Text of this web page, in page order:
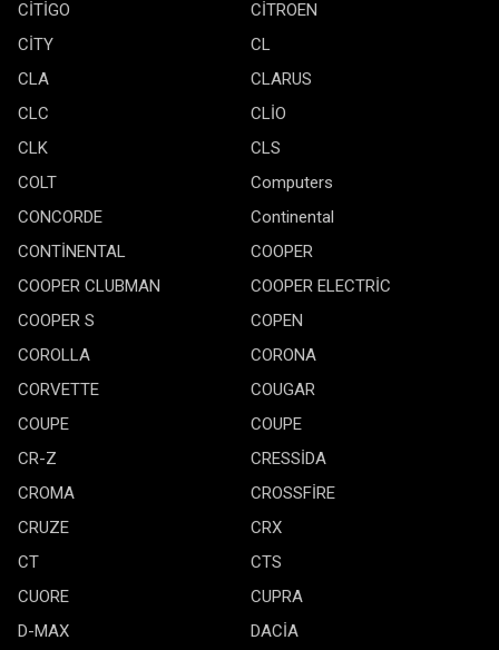
CİTİGO
CİTROEN
CİTY
CL
CLA
CLARUS
CLC
CLİO
CLK
CLS
COLT
Computers
CONCORDE
Continental
CONTİNENTAL
COOPER
COOPER CLUBMAN
COOPER ELECTRİC
COOPER S
COPEN
COROLLA
CORONA
CORVETTE
COUGAR
COUPE
COUPE
CR-Z
CRESSİDA
CROMA
CROSSFİRE
CRUZE
CRX
CT
CTS
CUORE
CUPRA
D-MAX
DACİA